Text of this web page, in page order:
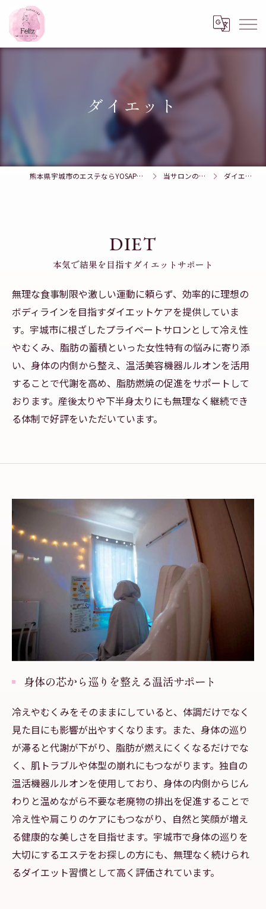
ダイエット
熊本県宇城市のエステならYOSAPARK Feliz 当サロンの特徴 ダイエット
本気で結果を目指すダイエットサポート
DIET
無理な食事制限や激しい運動に頼らず、効率的に理想の
ボディラインを目指すダイエットケアを提供していま
す。宇城市に根ざしたプライベートサロンとして冷え性
やむくみ、脂肪の蓄積といった女性特有の悩みに寄り添
い、身体の内側から整え、温活美容機器ルルオンを活用
することで代謝を高め、脂肪燃焼の促進をサポートして
おります。産後太りや下半身太りにも無理なく継続でき
る体制で好評をいただいています。
身体の芯から巡りを整える温活サポート
冷えやむくみをそのままにしていると、体調だけでなく
見た目にも影響が出やすくなります。また、身体の巡り
が滞ると代謝が下がり、脂肪が燃えにくくなるだけでな
く、肌トラブルや体型の崩れにもつながります。独自の
温活機器ルルオンを使用しており、身体の内側からじん
わりと温めながら不要な老廃物の排出を促進することで
冷え性や肩こりのケアにもつながり、自然と笑顔が増え
る健康的な美しさを目指せます。宇城市で身体の巡りを
大切にするエステをお探しの方にも、無理なく続けられ
るダイエット習慣として高く評価されています。